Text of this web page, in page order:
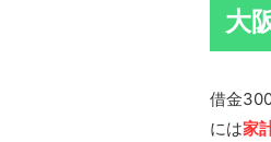
大
借金
には家